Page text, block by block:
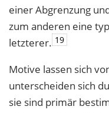
einer Abgrenzung
zum anderen eine
letzterer. 19
Motive lassen sich
unterscheiden sich
sie sind primär